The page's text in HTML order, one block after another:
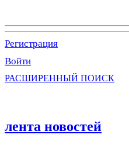
Регистрация
Войти
РАСШИРЕННЫЙ ПОИСК
лента новостей